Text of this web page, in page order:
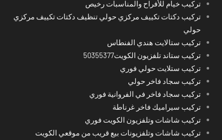
تركيب خيام للأفراح والمناسبات رخيص
تركيب دكتات تكييف مركزي حولي تنظيف دكتات تكييف مركزي
حولي
تركيب ستالايت هندي الفنطاس
تركيب ستاند تلفزيون الكويت50355377
تركيب ستلايت حولي فوري
تركيب سجاد فاخر حولي
تركيب سجاد فاخر في الفروانية فوري
تركيب سيراميك فاخر غرناطة
تركيب شاشات وتلفزيون الكويت فوري
تركيب شاشات وتلفزيونات بيع قريب من موقعي الكويت